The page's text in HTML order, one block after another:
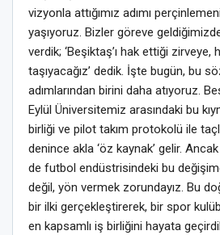
vizyonla attığımız adımı
yaşıyoruz. Bizler göreve
verdik; ‘Beşiktaş’ı hak ettiği zirveye,
taşıyacağız’ dedik. İşte bugün, bu
adımlarından birini daha atıyoruz.
Eylül Üniversitemiz arasındaki bu
birliği ve pilot takım protokolü ile
denince akla ‘öz kaynak’ gelir.
de futbol endüstrisindeki bu
değil, yön vermek zorundayız. Bu
bir ilki gerçekleştirerek, bir spor
en kapsamlı iş birliğini hayata